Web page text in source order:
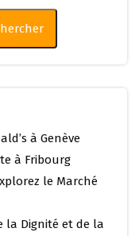
à Genève
à Fribourg
le Marché
la Dignité et de la